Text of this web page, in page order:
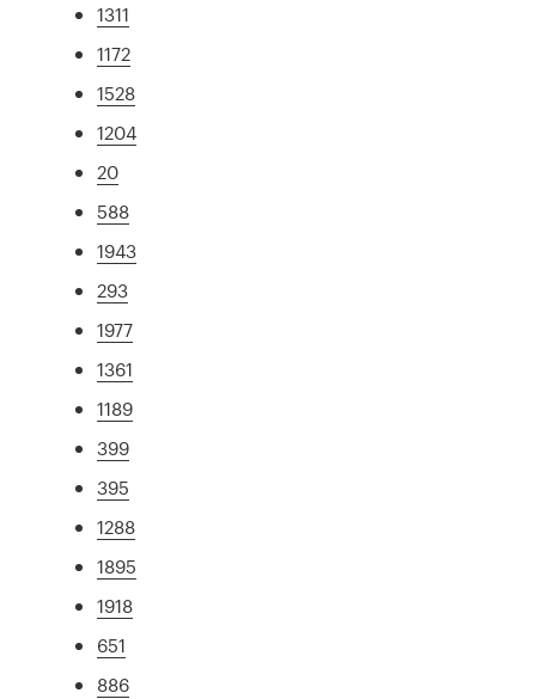
1311
1172
1528
1204
20
588
1943
293
1977
1361
1189
399
395
1288
1895
1918
651
886